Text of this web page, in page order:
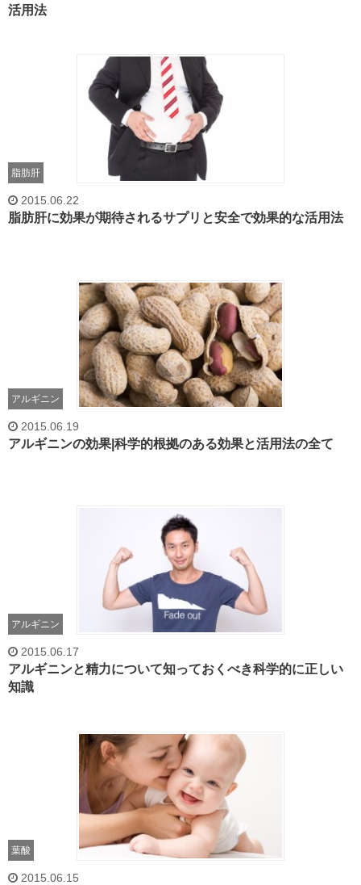
活用法
脂肪肝
2015.06.22
脂肪肝に効果が期待されるサプリと安全で効果的な活用法
アルギニン
2015.06.19
アルギニンの効果|科学的根拠のある効果と活用法の全て
アルギニン
2015.06.17
アルギニンと精力について知っておくべき科学的に正しい
知識
葉酸
2015.06.15